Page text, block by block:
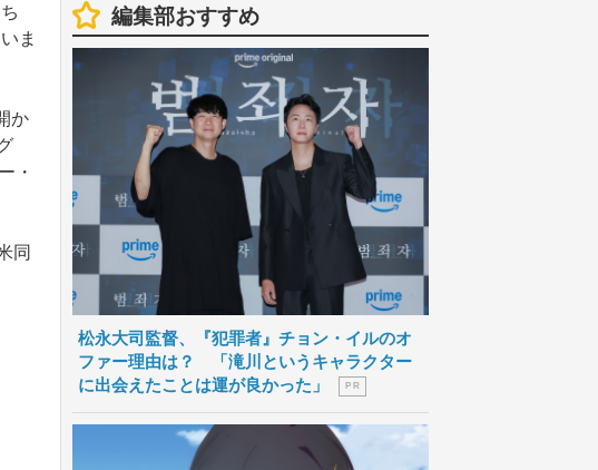
ま
か
・
同
編集部おすすめ
松永大司監督、『犯罪者』チョン・イルのオ
ファー理由は？ 「滝川というキャラクター
に出会えたことは運が良かった」
P R